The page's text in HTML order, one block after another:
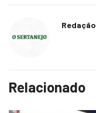
Redação
Relacionado